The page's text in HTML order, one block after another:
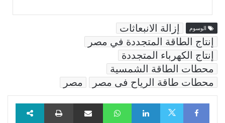
الوسوم
إزالة الانبعاثات
إنتاج الطاقة المتجددة في مصر
إنتاج الكهرباء المتجددة
محطات الطاقة الشمسية
محطات طاقة الرياح فى مصر
مصر
Facebook
LinkedIn
WhatsAppمشاركة عبر البريد طباعة